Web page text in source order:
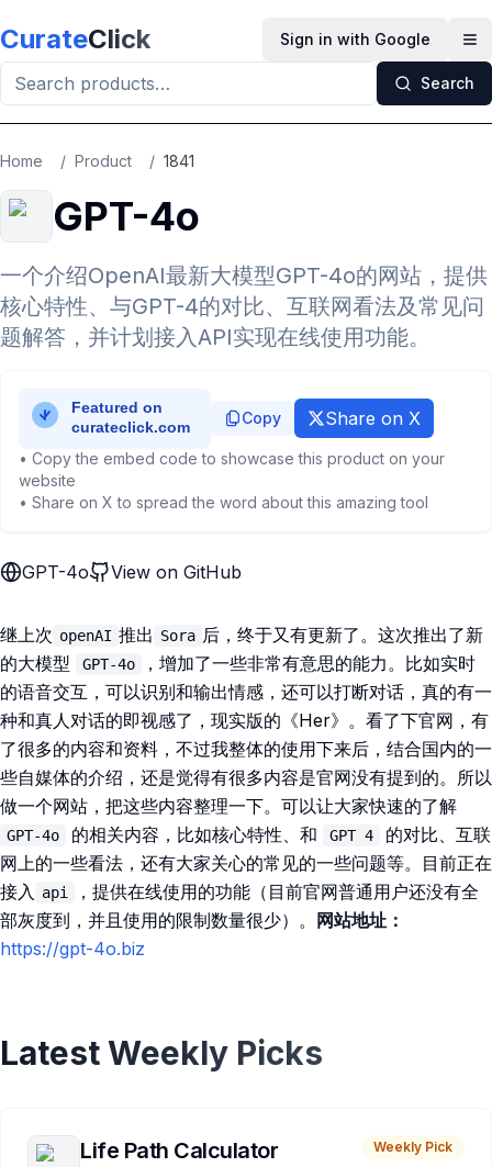
CurateClick Sign in with Google
Search
Home / Product / 1841
GPT-4o
一个介绍OpenAI最新大模型GPT-4o的网站，提供
核心特性、与GPT-4的对比、互联网看法及常见问
题解答，并计划接入API实现在线使用功能。
Copy Share on X
• Copy the embed code to showcase this product on your
website
• Share on X to spread the word about this amazing tool
GPT-4o View on GitHub
继上次 openAI 推出 Sora 后，终于又有更新了。这次推出了新
的大模型
GPT-4o
，增加了一些非常有意思的能力。比如实时
的语音交互，可以识别和输出情感，还可以打断对话，真的有一
种和真人对话的即视感了，现实版的《Her》。看了下官网，有
了很多的内容和资料，不过我整体的使用下来后，结合国内的一
些自媒体的介绍，还是觉得有很多内容是官网没有提到的。所以
做一个网站，把这些内容整理一下。可以让大家快速的了解
GPT-4o 的相关内容，比如核心特性、和 GPT 4
的对比、互联
网上的一些看法，还有大家关心的常见的一些问题等。目前正在
接入 api
，提供在线使用的功能（目前官网普通用户还没有全
部灰度到，并且使用的限制数量很少）。
网站地址：
https://gpt-4o.biz
Latest Weekly Picks
Life Path Calculator Weekly Pick